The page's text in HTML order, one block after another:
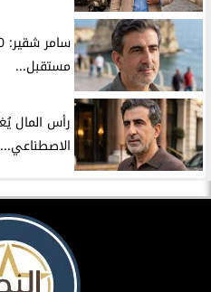
مستقبل...
رأس المال